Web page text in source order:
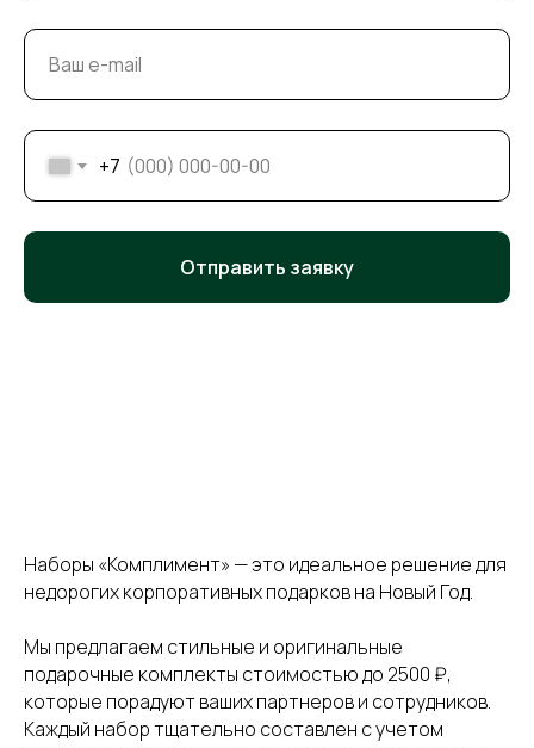
+7
Отправить заявку
Наборы «Комплимент» — это идеальное решение для
недорогих корпоративных подарков на Новый Год.
Мы предлагаем стильные и оригинальные
подарочные комплекты стоимостью до 2500 ₽,
которые порадуют ваших партнеров и сотрудников.
Каждый набор тщательно составлен с учетом